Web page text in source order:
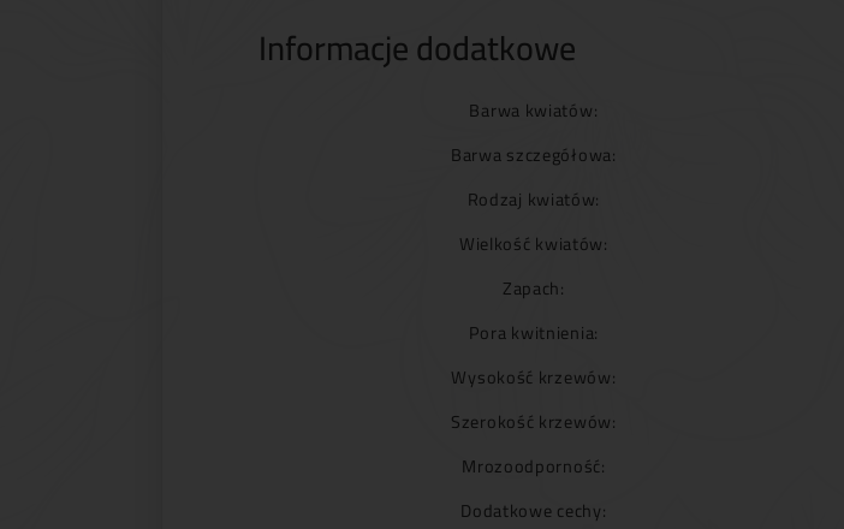
Informacje dodatkowe
Barwa kwiatów:
Barwa szczegółowa:
Rodzaj kwiatów:
Wielkość kwiatów:
Zapach:
Pora kwitnienia:
Wysokość krzewów:
Szerokość krzewów:
Mrozoodporność:
Dodatkowe cechy: